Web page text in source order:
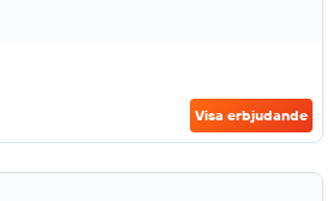
Visa erbjudande